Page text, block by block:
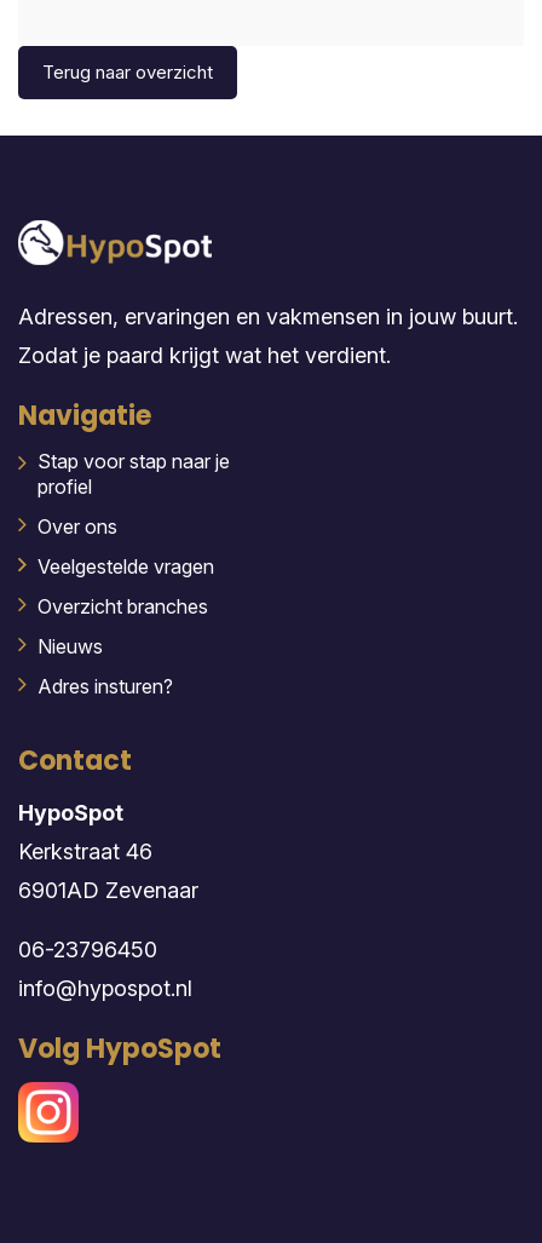
Terug naar overzicht
Adressen, ervaringen en vakmensen in jouw buurt.
Zodat je paard krijgt wat het verdient.
Navigatie
Stap voor stap naar je
profiel
Over ons
Veelgestelde vragen
Overzicht branches
Nieuws
Adres insturen?
Contact
HypoSpot
Kerkstraat 46
6901AD Zevenaar
06-23796450
info@hypospot.nl
Volg HypoSpot